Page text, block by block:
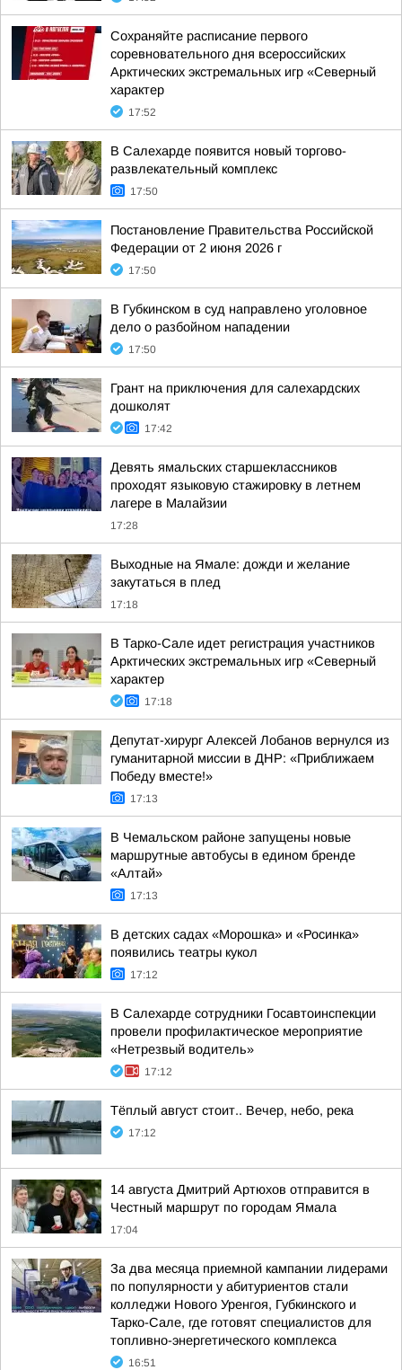
Сохраняйте расписание первого
соревновательного дня всероссийских
Арктических экстремальных игр «Северный
характер
17:52
В Салехарде появится новый торгово-
развлекательный комплекс
17:50
Постановление Правительства Российской
Федерации от 2 июня 2026 г
17:50
В Губкинском в суд направлено уголовное
дело о разбойном нападении
17:50
Грант на приключения для салехардских
дошколят
17:42
Девять ямальских старшеклассников
проходят языковую стажировку в летнем
лагере в Малайзии
17:28
Выходные на Ямале: дожди и желание
закутаться в плед
17:18
В Тарко-Сале идет регистрация участников
Арктических экстремальных игр «Северный
характер
17:18
Депутат-хирург Алексей Лобанов вернулся из
гуманитарной миссии в ДНР: «Приближаем
Победу вместе!»
17:13
В Чемальском районе запущены новые
маршрутные автобусы в едином бренде
«Алтай»
17:13
В детских садах «Морошка» и «Росинка»
появились театры кукол
17:12
В Салехарде сотрудники Госавтоинспекции
провели профилактическое мероприятие
«Нетрезвый водитель»
17:12
Тёплый август стоит.. Вечер, небо, река
17:12
14 августа Дмитрий Артюхов отправится в
Честный маршрут по городам Ямала
17:04
За два месяца приемной кампании лидерами
по популярности у абитуриентов стали
колледжи Нового Уренгоя, Губкинского и
Тарко-Сале, где готовят специалистов для
топливно-энергетического комплекса
16:51